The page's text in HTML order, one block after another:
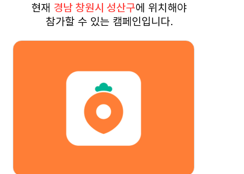
현재 경남 창원시 성산구에 위치해야
참가할 수 있는 캠페인입니다.